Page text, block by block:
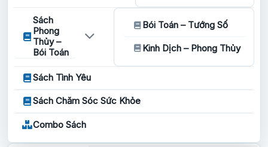
Sách
Phong
Thủy –
Bói Toán
Bói Toán – Tướng Số
Kinh Dịch – Phong Thủy
Sách Tình Yêu
Sách Chăm Sóc Sức Khỏe
Combo Sách